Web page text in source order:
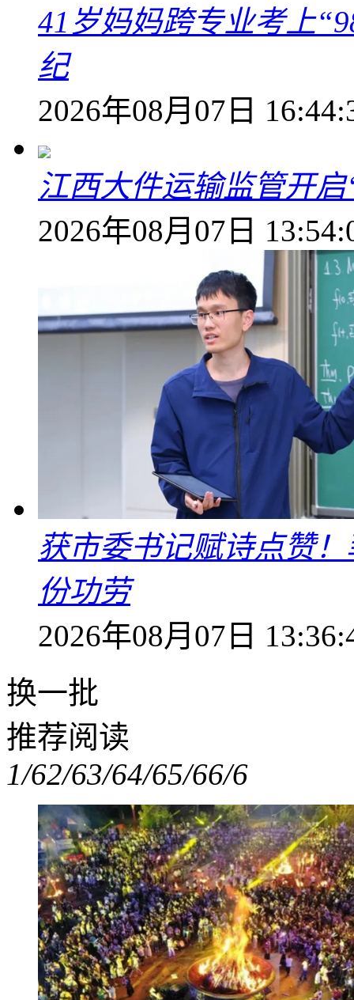
41岁妈妈跨专业考上
纪
2026年08月07日
江西大件运输监管开
2026年08月07日
获市委书记赋诗点赞
份功劳
2026年08月07日
换一批
推荐阅读
1/62/63/64/65/66/6